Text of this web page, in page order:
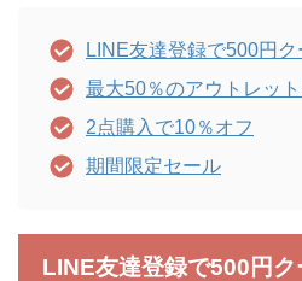
LINE友達登録で500円ク
最大50％のアウトレッ
2点購入で10％オフ
期間限定セール
LINE友達登録で500円ク